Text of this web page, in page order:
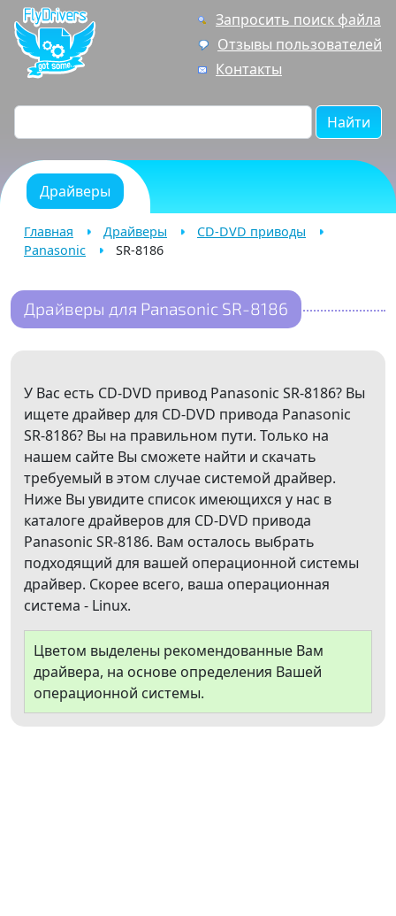
Запросить поиск файла
Отзывы пользователей
Контакты
Найти
Драйверы
Главная Драйверы
CD-DVD приводы
Panasonic
SR-8186
Драйверы для Panasonic SR-8186
У Вас есть CD-DVD привод Panasonic SR-8186? Вы
ищете драйвер для CD-DVD привода Panasonic
SR-8186? Вы на правильном пути. Только на
нашем сайте Вы сможете найти и скачать
требуемый в этом случае системой драйвер.
Ниже Вы увидите список имеющихся у нас в
каталоге драйверов для CD-DVD привода
Panasonic SR-8186. Вам осталось выбрать
подходящий для вашей операционной системы
драйвер. Скорее всего, ваша операционная
система - Linux.
Цветом выделены рекомендованные Вам
драйвера, на основе определения Вашей
операционной системы.